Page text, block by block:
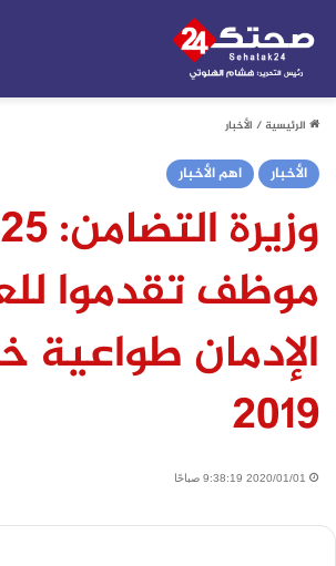
الرئيسية/ الأخبار
الأخبار اهم الأخبار
موظف تقدموا
الإدمان طواعية
2019
2020/01/01 9:38:19 صباحًا